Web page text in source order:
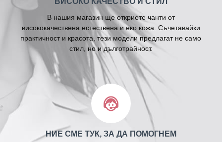
В нашия магазин ще откриете чанти от
висококачествена естествена и еко кожа. Съчетавайки
практичност и красота, тези модели предлагат не само
стил, но и дълготрайност.
НИЕ СМЕ ТУК, ЗА ДА ПОМОГНЕМ